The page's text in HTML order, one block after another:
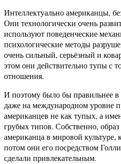
Интеллектуально американцы,
Они технологически очень
используют поведенческие
психологические методы
очень сильный, серьёзный и
этом они действительно тупы с
отношения.
И поэтому было бы правильнее в
даже на международном уровне
американцев не как тупых, а
грубых типов. Собственно,
американца в мировой культуре,
потом они его посредством
сделали привлекательным.